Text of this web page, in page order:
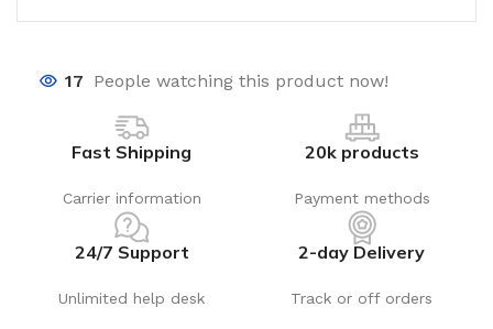
17 People watching this product now!
Fast Shipping
Carrier information
20k products
Payment methods
24/7 Support
Unlimited help desk
2-day Delivery
Track or off orders